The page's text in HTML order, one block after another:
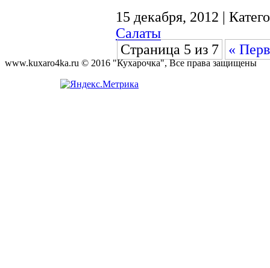
15 декабря, 2012 |
Салаты
Страница 5 из 7
«
www.kuxaro4ka.ru © 2016 "Кухарочка", Все права защищены